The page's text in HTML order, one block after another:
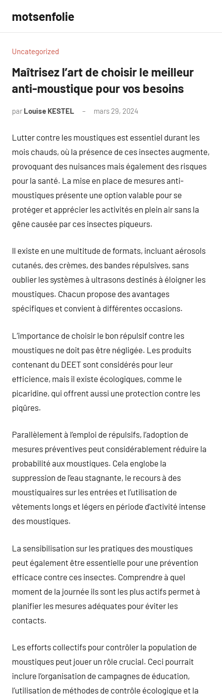
contenu
motsenfolie
Uncategorized
Maîtrisez l’art de choisir le meilleur
anti-moustique pour vos besoins
par Louise KESTEL mars 29, 2024
Lutter contre les moustiques est essentiel durant les
mois chauds, où la présence de ces insectes augmente,
provoquant des nuisances mais également des risques
pour la santé. La mise en place de mesures anti-
moustiques présente une option valable pour se
protéger et apprécier les activités en plein air sans la
gêne causée par ces insectes piqueurs.
Il existe en une multitude de formats, incluant aérosols
cutanés, des crèmes, des bandes répulsives, sans
oublier les systèmes à ultrasons destinés à éloigner les
moustiques. Chacun propose des avantages
spécifiques et convient à différentes occasions.
L’importance de choisir le bon répulsif contre les
moustiques ne doit pas être négligée. Les produits
contenant du DEET sont considérés pour leur
efficience, mais il existe écologiques, comme le
picaridine, qui offrent aussi une protection contre les
piqûres.
Parallèlement à l’emploi de répulsifs, l’adoption de
mesures préventives peut considérablement réduire la
probabilité aux moustiques. Cela englobe la
suppression de l’eau stagnante, le recours à des
moustiquaires sur les entrées et l’utilisation de
vêtements longs et légers en période d’activité intense
des moustiques.
La sensibilisation sur les pratiques des moustiques
peut également être essentielle pour une prévention
efficace contre ces insectes. Comprendre à quel
moment de la journée ils sont les plus actifs permet à
planifier les mesures adéquates pour éviter les
contacts.
Les efforts collectifs pour contrôler la population de
moustiques peut jouer un rôle crucial. Ceci pourrait
inclure l’organisation de campagnes de éducation,
l’utilisation de méthodes de contrôle écologique et la